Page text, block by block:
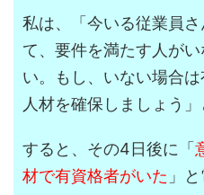
私は、「今いる従業員
て、要件を満たす人が
い。もし、いない場合
人材を確保しましょう」
すると、その4日後に「
材で有資格者がいた 」